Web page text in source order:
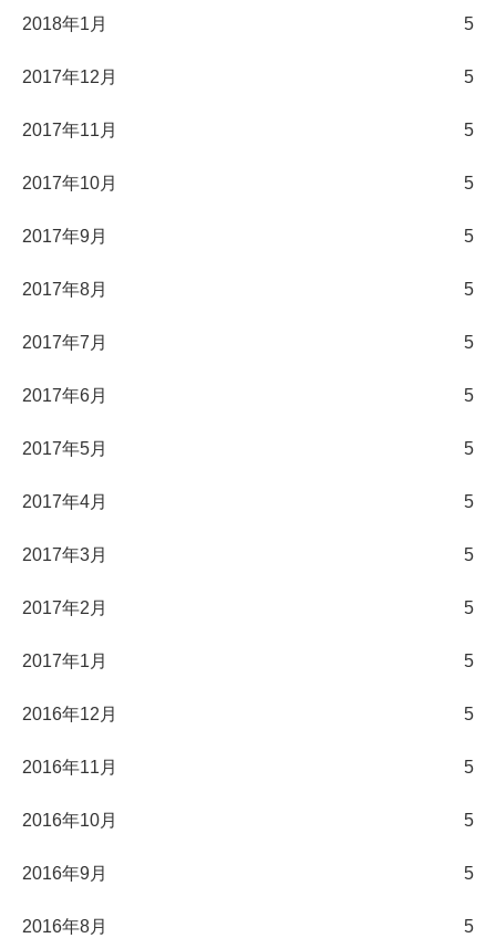
2018年1月 5
2017年12月 5
2017年11月 5
2017年10月 5
2017年9月 5
2017年8月 5
2017年7月 5
2017年6月 5
2017年5月 5
2017年4月 5
2017年3月 5
2017年2月 5
2017年1月 5
2016年12月 5
2016年11月 5
2016年10月 5
2016年9月 5
2016年8月 5